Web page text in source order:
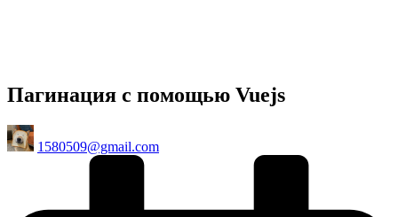
Пагинация с помощью Vuejs
Posted
by
1580509@gmail.com